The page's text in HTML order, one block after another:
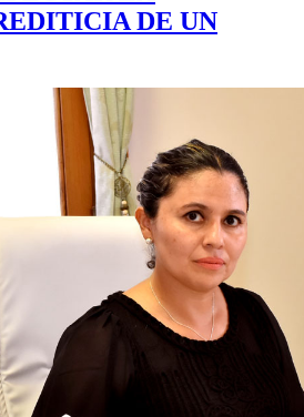
DE UN